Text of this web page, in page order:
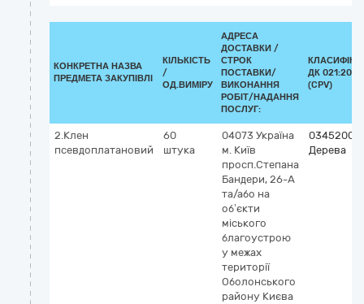
КОНКРЕТНА НАЗВА
ПРЕДМЕТА ЗАКУПІВЛІ
КІЛЬКІСТЬ
/
ОД.ВИМІРУ
АДРЕСА
ДОСТАВКИ /
СТРОК
ПОСТАВКИ/
ВИКОНАННЯ
РОБІТ/НАДАННЯ
ПОСЛУГ:
ДК 021:2015
(CPV)
2.Клен
псевдоплатановий
60
штука
04073 Україна
м. Київ
просп.Степана
Бандери, 26-А
та/або на
об’єкти
міського
благоустрою
у межах
території
Оболонського
району Києва
Дерева